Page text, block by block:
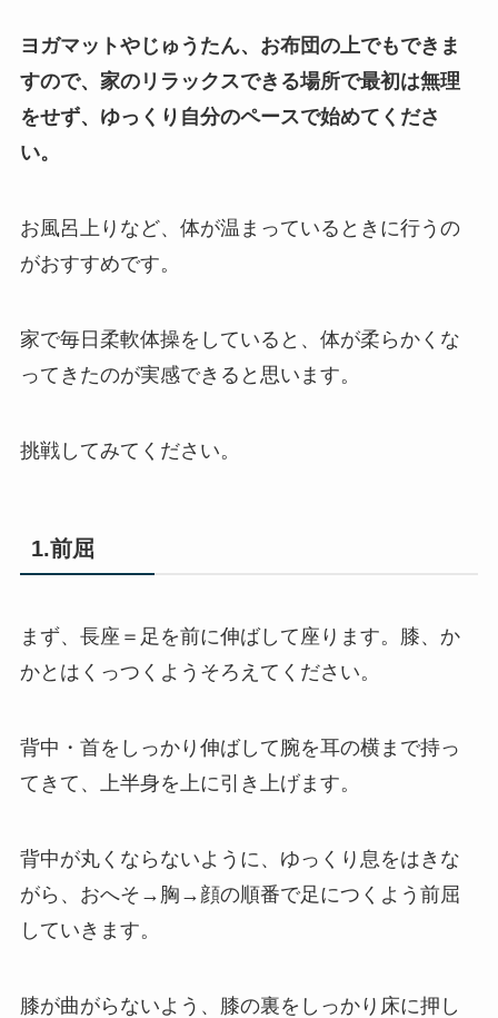
ヨガマットやじゅうたん、お布団の上でもできま
すので、家のリラックスできる場所で最初は無理
をせず、ゆっくり自分のペースで始めてくださ
い。
お風呂上りなど、体が温まっているときに行うの
がおすすめです。
家で毎日柔軟体操をしていると、体が柔らかくな
ってきたのが実感できると思います。
挑戦してみてください。
1.前屈
まず、長座＝足を前に伸ばして座ります。膝、か
かとはくっつくようそろえてください。
背中・首をしっかり伸ばして腕を耳の横まで持っ
てきて、上半身を上に引き上げます。
背中が丸くならないように、ゆっくり息をはきな
がら、おへそ→胸→顔の順番で足につくよう前屈
していきます。
膝が曲がらないよう、膝の裏をしっかり床に押し